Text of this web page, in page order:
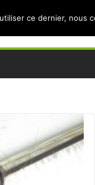
ce dernier, nous